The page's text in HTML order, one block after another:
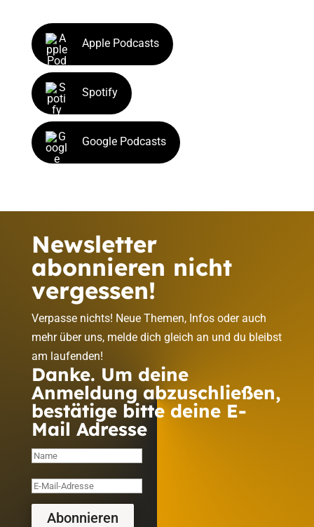
Apple Podcasts
Spotify
Google Podcasts
Newsletter
abonnieren nicht
vergessen!
Verpasse nichts! Neue Themen, Infos oder auch
mehr über uns, melde dich gleich an und du bleibst
am laufenden!
Danke. Um deine
Anmeldung abzuschließen,
bestätige bitte deine E-
Mail Adresse
Abonnieren